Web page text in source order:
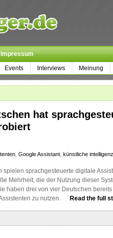
Impressum
Events Interviews Meinung
hat
Google Assistant künstliche intelligenz
spielen sprachgesteuerte digitale
Mehrheit, die der Nutzung dieser
haben drei von vier Deutschen
zu nutzen.
Read the full